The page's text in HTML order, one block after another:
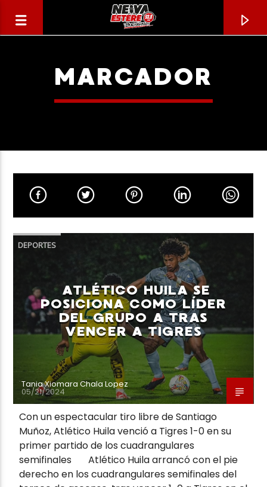
TÍTULO
Neiva Estereo
MARCADOR
DEPORTES
ATLÉTICO HUILA SE
POSICIONA COMO LÍDER
DEL GRUPO A TRAS
VENCER A TIGRES
Tania Xiomara Chala Lopez
05/21/2024
Con un espectacular tiro libre de Santiago
Muñoz, Atlético Huila venció a Tigres 1-0 en su
primer partido de los cuadrangulares
semifinales Atlético Huila arrancó con el pie
derecho en los cuadrangulares semifinales del